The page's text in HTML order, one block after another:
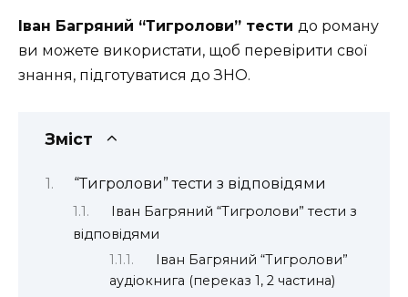
Іван Багряний “Тигролови” тести до роману
ви можете використати, щоб перевірити свої
знання, підготуватися до ЗНО.
Зміст
“Тигролови” тести з відповідями
Іван Багряний “Тигролови” тести з
відповідями
Іван Багряний “Тигролови”
аудіокнига (переказ 1, 2 частина)